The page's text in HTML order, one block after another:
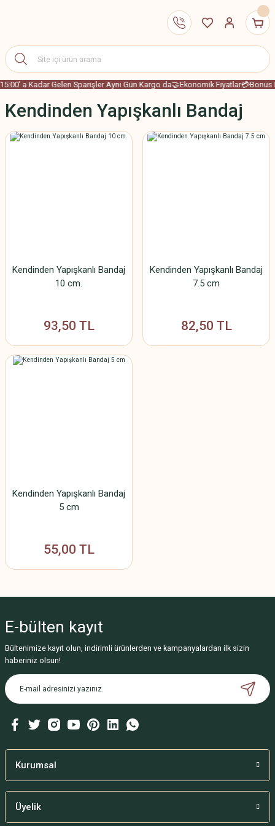
a Kadar Gelen Sparişler Aynı Gün Kargo da🤝Ekonomik Fiyatlar💳Bonus
Kendinden Yapışkanlı Bandaj
Kendinden Yapışkanlı Bandaj
10 cm.
93,50 TL
Kendinden Yapışkanlı Bandaj
7.5 cm
82,50 TL
Kendinden Yapışkanlı Bandaj
5 cm
55,00 TL
E-bülten kayıt
Bültenimize kayıt olun, indirimli ürünlerden ve kampanyalardan ilk sizin
haberiniz olsun!
Kurumsal
Üyelik